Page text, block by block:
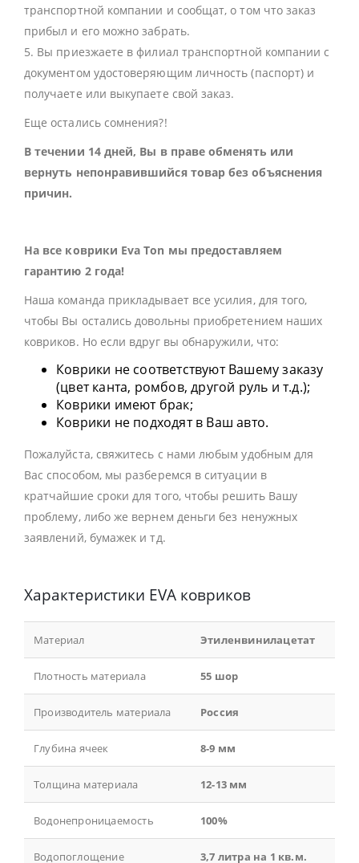
транспортной компании и сообщат, о том что заказ
прибыл и его можно забрать.
5. Вы приезжаете в филиал транспортной компании с
документом удостоверяющим личность (паспорт) и
получаете или выкупаете свой заказ.
Еще остались сомнения?!
В течении 14 дней, Вы в праве обменять или
вернуть непонравившийся товар без объяснения
причин.
На все коврики Eva Ton мы предоставляем
гарантию 2 года!
Наша команда прикладывает все усилия, для того,
чтобы Вы остались довольны приобретением наших
ковриков. Но если вдруг вы обнаружили, что:
Коврики не соответствуют Вашему заказу
(цвет канта, ромбов, другой руль и т.д.);
Коврики имеют брак;
Коврики не подходят в Ваш авто.
Пожалуйста, свяжитесь с нами любым удобным для
Вас способом, мы разберемся в ситуации в
кратчайшие сроки для того, чтобы решить Вашу
проблему, либо же вернем деньги без ненужных
заявлений, бумажек и тд.
Характеристики EVA ковриков
Материал Этиленвинилацетат
Плотность материала 55 шор
Производитель материала Россия
Глубина ячеек 8-9 мм
Толщина материала 12-13 мм
Водонепроницаемость 100%
Водопоглощение 3,7 литра на 1 кв.м.